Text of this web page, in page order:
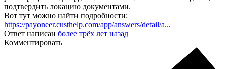
подтвердить локацию документами.
Вот тут можно найти подробности:
https://payoneer.custhelp.com/app/answers/detail/a...
Ответ написан более трёх лет назад
Комментировать